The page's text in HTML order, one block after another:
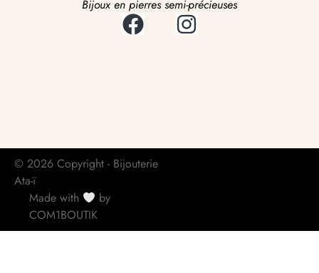
Bijoux en pierres semi-précieuses
© 2026 Copyright - Bijouterie
Ata-ï
Made with
by
COM1BOUTIK